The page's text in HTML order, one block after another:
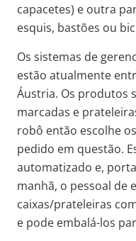
capacetes) e outra
esquis, bastões ou
Os sistemas de
estão atualmente
Áustria. Os produtos
marcadas e
robô então escolhe
pedido em questão.
automatizado e,
manhã, o pessoal de
caixas/prateleiras
e pode embalá-los